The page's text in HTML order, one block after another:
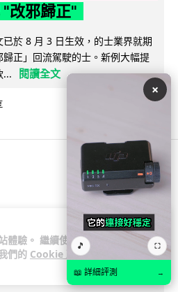
體驗。 繼續使用
們的 Cookie 政
"改邪歸正"
於 8 月 3 日生效，的士業界就期
正」回流駕駛的士。新例大幅提
...
閱讀全文
AI 模型 業界質疑安
×
🎵 ⛶
📖 詳細評測 →